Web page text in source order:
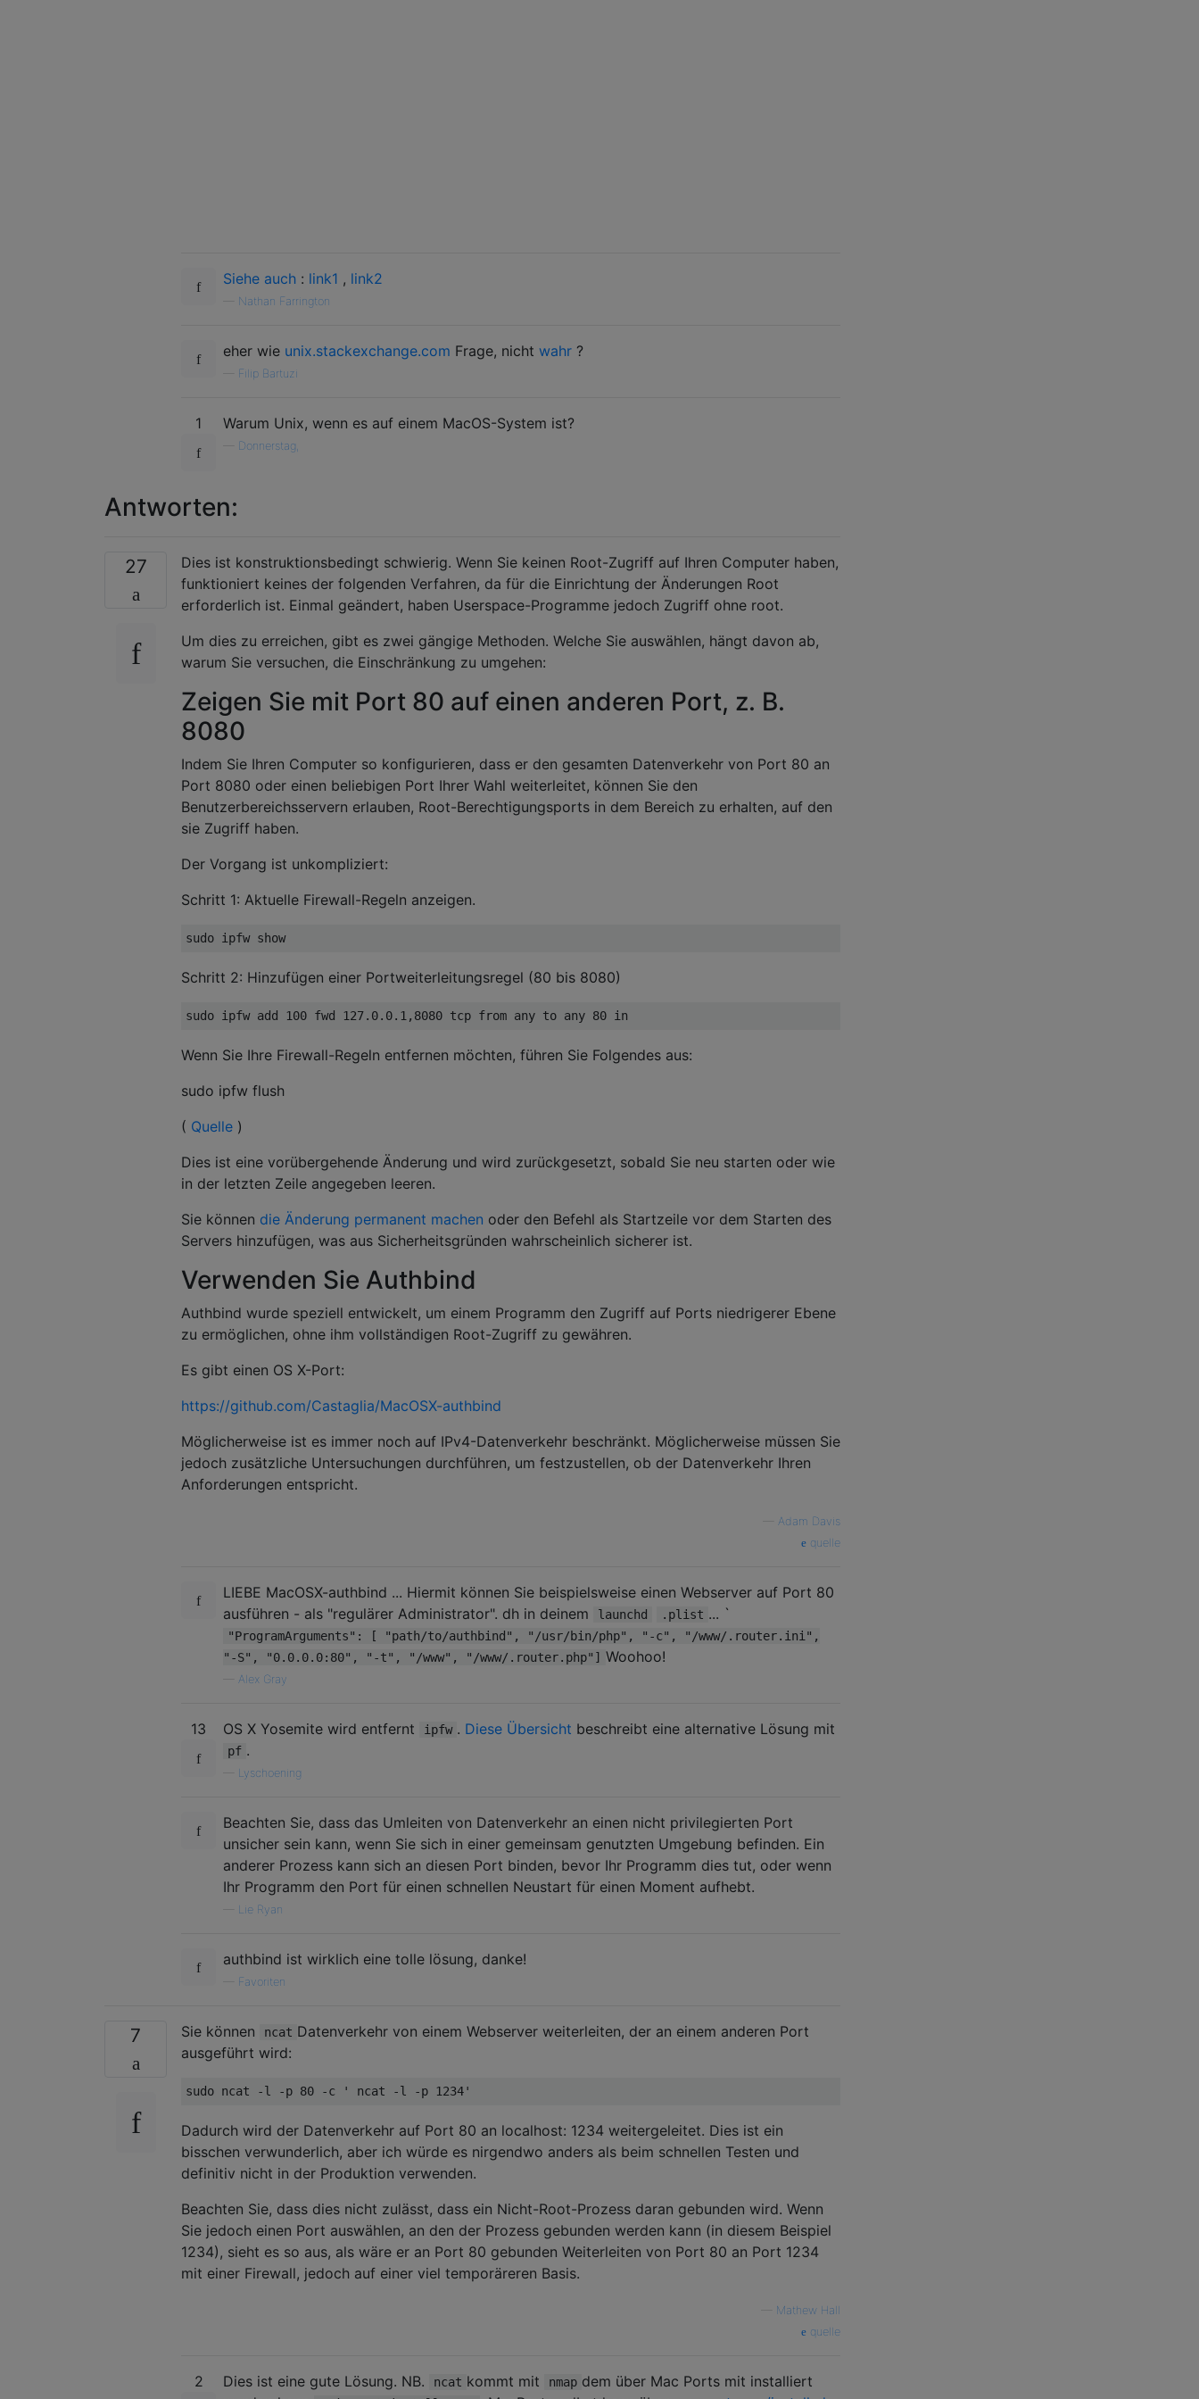
Siehe auch : link1 , link2
Nathan Farrington
eher wie unix.stackexchange.com Frage, nicht wahr ?
Filip Bartuzi
1 Warum Unix, wenn es auf einem MacOS-System ist?
Donnerstag,
Antworten:
27
Dies ist konstruktionsbedingt schwierig. Wenn Sie keinen Root-Zugriff auf Ihren Computer haben,
funktioniert keines der folgenden Verfahren, da für die Einrichtung der Änderungen Root
erforderlich ist. Einmal geändert, haben Userspace-Programme jedoch Zugriff ohne root.
Um dies zu erreichen, gibt es zwei gängige Methoden. Welche Sie auswählen, hängt davon ab,
warum Sie versuchen, die Einschränkung zu umgehen:
Zeigen Sie mit Port 80 auf einen anderen Port, z. B.
8080
Indem Sie Ihren Computer so konfigurieren, dass er den gesamten Datenverkehr von Port 80 an
Port 8080 oder einen beliebigen Port Ihrer Wahl weiterleitet, können Sie den
Benutzerbereichsservern erlauben, Root-Berechtigungsports in dem Bereich zu erhalten, auf den
sie Zugriff haben.
Der Vorgang ist unkompliziert:
Schritt 1: Aktuelle Firewall-Regeln anzeigen.
Schritt 2: Hinzufügen einer Portweiterleitungsregel (80 bis 8080)
Wenn Sie Ihre Firewall-Regeln entfernen möchten, führen Sie Folgendes aus:
sudo ipfw flush
( Quelle )
Dies ist eine vorübergehende Änderung und wird zurückgesetzt, sobald Sie neu starten oder wie
in der letzten Zeile angegeben leeren.
Sie können die Änderung permanent machen oder den Befehl als Startzeile vor dem Starten des
Servers hinzufügen, was aus Sicherheitsgründen wahrscheinlich sicherer ist.
Verwenden Sie Authbind
Authbind wurde speziell entwickelt, um einem Programm den Zugriff auf Ports niedrigerer Ebene
zu ermöglichen, ohne ihm vollständigen Root-Zugriff zu gewähren.
Es gibt einen OS X-Port:
https://github.com/Castaglia/MacOSX-authbind
Möglicherweise ist es immer noch auf IPv4-Datenverkehr beschränkt. Möglicherweise müssen Sie
jedoch zusätzliche Untersuchungen durchführen, um festzustellen, ob der Datenverkehr Ihren
Anforderungen entspricht.
Adam Davis
quelle
LIEBE MacOSX-authbind ... Hiermit können Sie beispielsweise einen Webserver auf Port 80
ausführen - als "regulärer Administrator". dh in deinem
launchd .plist ... `
"ProgramArguments": [ "path/to/authbind", "/usr/bin/php", "-c", "/www/.router.ini",
"-S", "0.0.0.0:80", "-t", "/www", "/www/.router.php"] Woohoo!
Alex Gray
13 OS X Yosemite wird entfernt ipfw . Diese Übersicht beschreibt eine alternative Lösung mit
pf .
Lyschoening
Beachten Sie, dass das Umleiten von Datenverkehr an einen nicht privilegierten Port
unsicher sein kann, wenn Sie sich in einer gemeinsam genutzten Umgebung befinden. Ein
anderer Prozess kann sich an diesen Port binden, bevor Ihr Programm dies tut, oder wenn
Ihr Programm den Port für einen schnellen Neustart für einen Moment aufhebt.
Lie Ryan
authbind ist wirklich eine tolle lösung, danke!
Favoriten
7 Sie können ncat Datenverkehr von einem Webserver weiterleiten, der an einem anderen Port
ausgeführt wird:
Dadurch wird der Datenverkehr auf Port 80 an localhost: 1234 weitergeleitet. Dies ist ein
bisschen verwunderlich, aber ich würde es nirgendwo anders als beim schnellen Testen und
definitiv nicht in der Produktion verwenden.
Beachten Sie, dass dies nicht zulässt, dass ein Nicht-Root-Prozess daran gebunden wird. Wenn
Sie jedoch einen Port auswählen, an den der Prozess gebunden werden kann (in diesem Beispiel
1234), sieht es so aus, als wäre er an Port 80 gebunden Weiterleiten von Port 80 an Port 1234
mit einer Firewall, jedoch auf einer viel temporäreren Basis.
Mathew Hall
quelle
2 Dies ist eine gute Lösung. NB. ncat kommt mit nmap dem über Mac Ports mit installiert